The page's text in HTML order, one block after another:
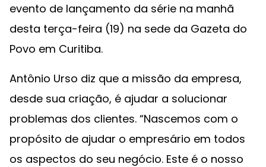
evento de lançamento da série na manhã
desta terça-feira (19) na sede da Gazeta do
Povo em Curitiba.
Antônio Urso diz que a missão da empresa,
desde sua criação, é ajudar a solucionar
problemas dos clientes. “Nascemos com o
propósito de ajudar o empresário em todos
os aspectos do seu negócio. Este é o nosso